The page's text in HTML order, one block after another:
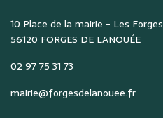
10 Place de la mairie - Les Forges
56120 FORGES DE LANOUÉE
02 97 75 31 73
mairie@forgesdelanouee.fr